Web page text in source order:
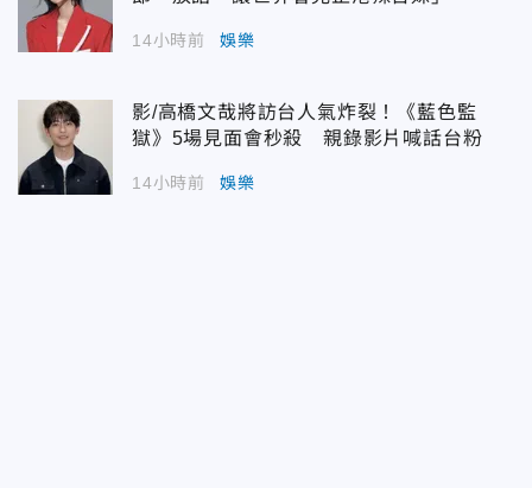
14小時前 娛樂
影/高橋文哉將訪台人氣炸裂！《藍色監
獄》5場見面會秒殺 親錄影片喊話台粉
14小時前 娛樂